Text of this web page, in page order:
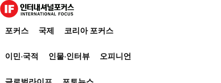
포커스 국제 코리아 포커스
이민·국적 인물·인터뷰 오피니언